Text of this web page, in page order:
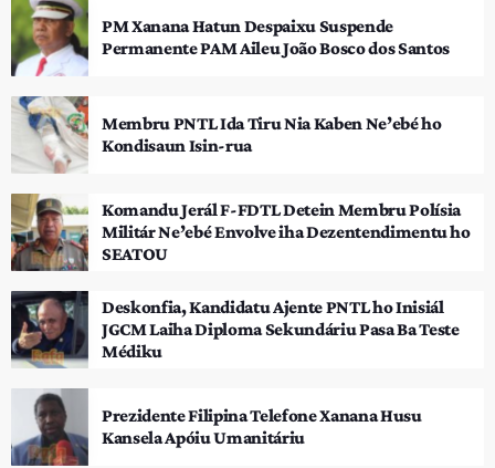
PM Xanana Hatun Despaixu Suspende
Permanente PAM Aileu João Bosco dos Santos
Membru PNTL Ida Tiru Nia Kaben Ne’ebé ho
Kondisaun Isin-rua
Komandu Jerál F-FDTL Detein Membru Polísia
Militár Ne’ebé Envolve iha Dezentendimentu ho
SEATOU
Deskonfia, Kandidatu Ajente PNTL ho Inisiál
JGCM Laiha Diploma Sekundáriu Pasa Ba Teste
Médiku
Prezidente Filipina Telefone Xanana Husu
Kansela Apóiu Umanitáriu